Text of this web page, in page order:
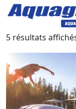
5 résultats